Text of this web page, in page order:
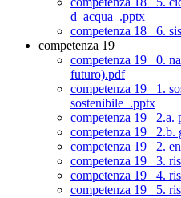
d_acqua_.pptx
competenza 18_ 6.
competenza 19
competenza 19_ 0.
futuro).pdf
competenza 19_ 1.
sostenibile_.pptx
competenza 19_
competenza 19_
competenza 19_ 2.
competenza 19_ 3.
competenza 19_ 4.
competenza 19_ 5.